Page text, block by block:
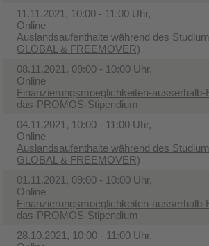
11.11.2021, 10:00 - 11:00 Uhr,
Online
Auslandsaufenthalte während des
GLOBAL & FREEMOVER)
08.11.2021, 09:00 - 10:00 Uhr,
Online
Finanzierungsmoeglichkeiten-ausserhalb-
das-PROMOS-Stipendium
04.11.2021, 10:00 - 11:00 Uhr,
Online
Auslandsaufenthalte während des
GLOBAL & FREEMOVER)
01.11.2021, 09:00 - 10:00 Uhr,
Online
Finanzierungsmoeglichkeiten-ausserhalb-
das-PROMOS-Stipendium
28.10.2021, 10:00 - 11:00 Uhr,